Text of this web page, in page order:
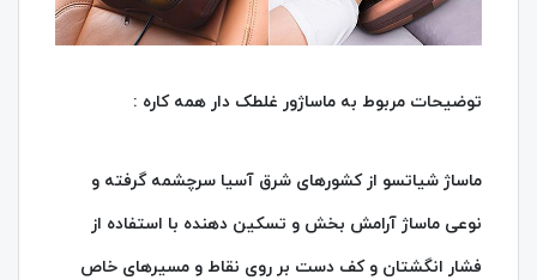
توضیحات مربوط به ماساژور غلطک دار همه کاره :
ماساژ شیاتسو از کشورهای شرق آسیا سرچشمه گرفته و
نوعی ماساژ آرامش بخش و تسکین دهنده با استفاده از
فشار انگشتان و کف دست بر روی نقاط و مسیرهای خاص